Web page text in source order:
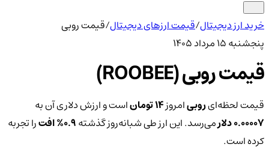
خرید ارز دیجیتال/قیمت ارزهای دیجیتال/قیمت روبی
پنجشنبه ۱۵ مرداد ۱۴۰۵
قیمت روبی (ROOBEE)
قیمت لحظه‌ایروبیامروز14 تومان
است و ارزش دلاری آن به
0.00007 دلار
می‌رسد. این ارز طی شبانه‌روز گذشته0.9% افترا تجربه
کرده است.